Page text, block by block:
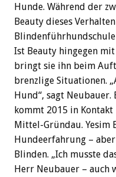
Hunde. Während der
Beauty dieses
Ist Beauty hingegen
bringt sie ihn beim
brenzlige Situationen.
Hund“, sagt
kommt 2015 in
Mittel-Gründau. Yesim
Hundeerfahrung –
Blinden. „Ich musste
Herr Neubauer – auch